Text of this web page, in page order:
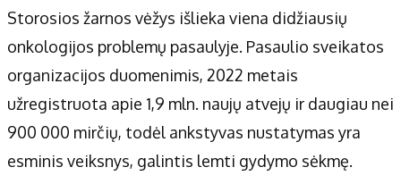
Storosios žarnos vėžys išlieka viena didžiausių
onkologijos problemų pasaulyje. Pasaulio sveikatos
organizacijos duomenimis, 2022 metais
užregistruota apie 1,9 mln. naujų atvejų ir daugiau nei
900 000 mirčių, todėl ankstyvas nustatymas yra
esminis veiksnys, galintis lemti gydymo sėkmę.